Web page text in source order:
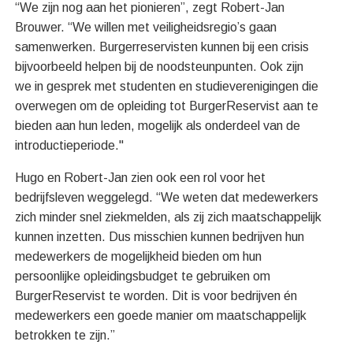
“We zijn nog aan het pionieren”, zegt Robert-Jan
Brouwer. “We willen met veiligheidsregio’s gaan
samenwerken. Burgerreservisten kunnen bij een crisis
bijvoorbeeld helpen bij de noodsteunpunten. Ook zijn
we in gesprek met studenten en studieverenigingen die
overwegen om de opleiding tot BurgerReservist aan te
bieden aan hun leden, mogelijk als onderdeel van de
introductieperiode."
Hugo en Robert-Jan zien ook een rol voor het
bedrijfsleven weggelegd. “We weten dat medewerkers
zich minder snel ziekmelden, als zij zich maatschappelijk
kunnen inzetten. Dus misschien kunnen bedrijven hun
medewerkers de mogelijkheid bieden om hun
persoonlijke opleidingsbudget te gebruiken om
BurgerReservist te worden. Dit is voor bedrijven én
medewerkers een goede manier om maatschappelijk
betrokken te zijn.”